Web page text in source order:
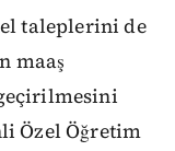
taleplerini de
maaş
Özel Öğretim